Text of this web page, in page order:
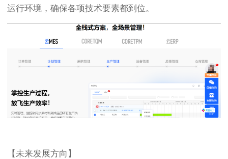
运行环境，确保各项技术要素都到位。
【未来发展方向】